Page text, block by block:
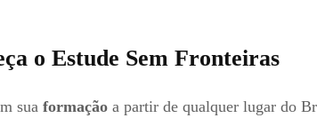
o Estude Sem Fronteiras
sua formação a partir de qualquer lugar do